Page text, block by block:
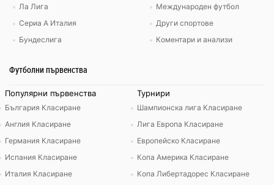
Ла Лига
Сериа А Италия
Бундеслига
Международен футбол
Други спортове
Коментари и анализи
Футболни първенства
Популярни първенства
България Класиране
Англия Класиране
Германия Класиране
Испания Класиране
Италия Класиране
Турнири
Шампионска лига Класиране
Лига Европа Класиране
Европейско Класиране
Копа Америка Класиране
Копа Либертадорес Класиране